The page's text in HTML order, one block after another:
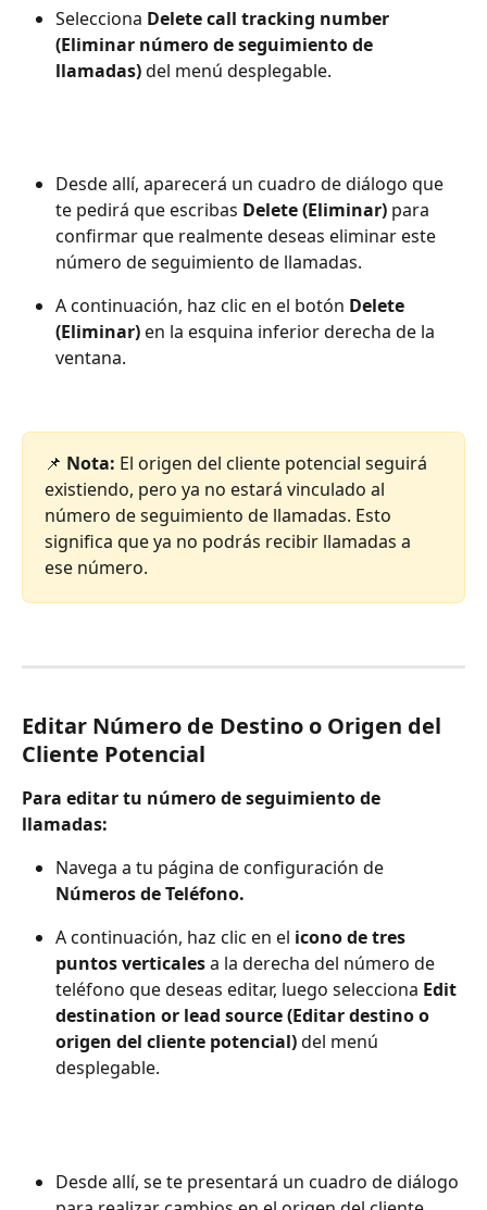
Selecciona Delete call tracking number
(Eliminar número de seguimiento de
llamadas) del menú desplegable.
Desde allí, aparecerá un cuadro de diálogo que
te pedirá que escribas Delete (Eliminar) para
confirmar que realmente deseas eliminar este
número de seguimiento de llamadas.
A continuación, haz clic en el botón Delete
(Eliminar) en la esquina inferior derecha de la
ventana.
📌 Nota: El origen del cliente potencial seguirá
existiendo, pero ya no estará vinculado al
número de seguimiento de llamadas. Esto
significa que ya no podrás recibir llamadas a
ese número.
Editar Número de Destino o Origen del
Cliente Potencial
Para editar tu número de seguimiento de
llamadas:
Navega a tu página de configuración de
Números de Teléfono.
A continuación, haz clic en el icono de tres
puntos verticales a la derecha del número de
teléfono que deseas editar, luego selecciona Edit
destination or lead source (Editar destino o
origen del cliente potencial) del menú
desplegable.
Desde allí, se te presentará un cuadro de diálogo